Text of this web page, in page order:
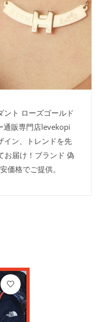
ント ローズゴールド
通販専門店levekopi
イン、トレンドを先
お届け！ブランド 偽
価格でご提供。